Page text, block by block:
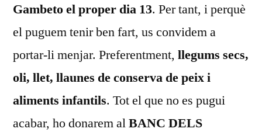
Gambeto el proper dia 13. Per tant, i perquè
el puguem tenir ben fart, us convidem a
portar-li menjar. Preferentment, llegums secs,
oli, llet, llaunes de conserva de peix i
aliments infantils. Tot el que no es pugui
acabar, ho donarem alBANC DELS